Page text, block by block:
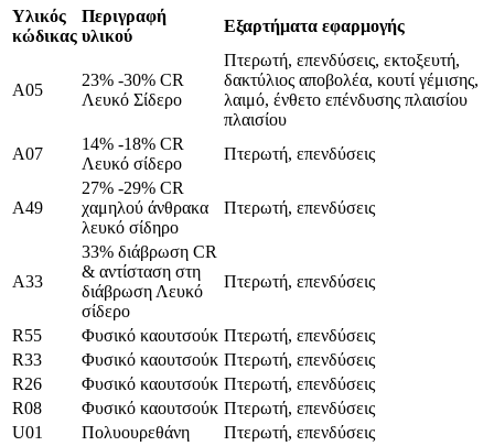
Υλικός
κώδικας
Περιγραφή
υλικού
Εξαρτήματα εφαρμογής
A05
23% -30% CR
Λευκό Σίδερο
Πτερωτή, επενδύσεις, εκτοξευτή,
δακτύλιος αποβολέα, κουτί γέμισης,
λαιμό, ένθετο επένδυσης πλαισίου
πλαισίου
A07
14% -18% CR
Λευκό σίδερο
Πτερωτή, επενδύσεις
Α49
27% -29% CR
χαμηλού άνθρακα
λευκό σίδηρο
Πτερωτή, επενδύσεις
Α33
33% διάβρωση CR
& αντίσταση στη
διάβρωση Λευκό
σίδερο
Πτερωτή, επενδύσεις
R55 Φυσικό καουτσούκ Πτερωτή, επενδύσεις
R33
Φυσικό καουτσούκ Πτερωτή, επενδύσεις
R26
Φυσικό καουτσούκ Πτερωτή, επενδύσεις
R08
Φυσικό καουτσούκ Πτερωτή, επενδύσεις
U01
Πολυουρεθάνη Πτερωτή, επενδύσεις